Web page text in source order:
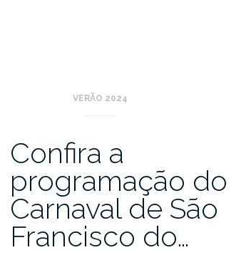
VERÃO 2024
Confira a
programação do
Carnaval de São
Francisco do…